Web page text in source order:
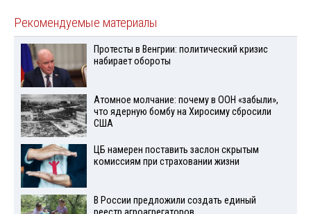
Рекомендуемые материалы
Протесты в Венгрии: политический кризис
набирает обороты
Атомное молчание: почему в ООН «забыли»,
что ядерную бомбу на Хиросиму сбросили
США
ЦБ намерен поставить заслон скрытым
комиссиям при страховании жизни
В России предложили создать единый